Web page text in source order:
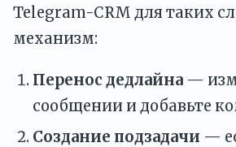
Telegram-CRM для таких
механизм:
Перенос дедлайна —
сообщении и добавьте
Создание подзадачи —